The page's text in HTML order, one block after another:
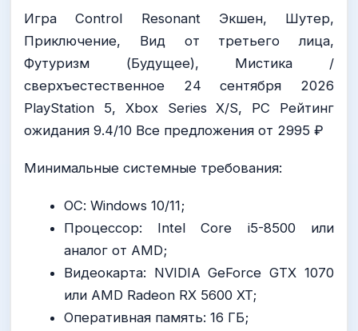
Игра Control Resonant Экшен, Шутер,
Приключение, Вид от третьего лица,
Футуризм (Будущее), Mистика /
сверхъестественное 24 сентября 2026
PlayStation 5, Xbox Series X/S, PC Рейтинг
ожидания 9.4/10 Все предложения от 2995 ₽
Минимальные системные требования:
ОС: Windows 10/11;
Процессор: Intel Core i5-8500 или
аналог от AMD;
Видеокарта: NVIDIA GeForce GTX 1070
или AMD Radeon RX 5600 XT;
Оперативная память: 16 ГБ;